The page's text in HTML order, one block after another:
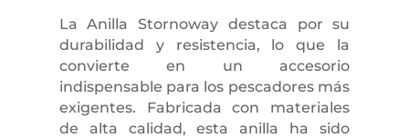
La Anilla Stornoway destaca por su
durabilidad y resistencia, lo que la
convierte en un accesorio
indispensable para los pescadores más
exigentes. Fabricada con materiales
de alta calidad, esta anilla ha sido